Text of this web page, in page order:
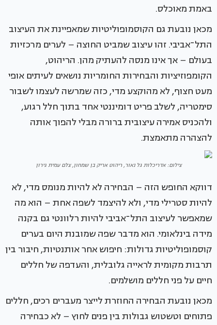
באמת מאוכלס.
מכאן נובעת גם הקוסמופוליטיות שמאפיינת את העיצוב
התל־אביבי. זהו עיצוב שמביט החוצה – לערים מרכזיות
בעולם – אך אינו מנסה להעתיק מהן. הריהוט,
הקומפוזיציות והבחירות החומריות נושאים לעיתים אופי
מעט חצוף, לא מהוקצע מדי, כזה שמרשה לעצמו לשבור
סימטריה, לשלב פריט דומיננטי אחד בתוך חלל רגוע,
ולהכניס אמירה עיצובית ברורה מבלי להפוך אותה
להצהרה מתאמצת.
צילום: אדריכלות גל נאור, ריהוט אריק בן שמחון, צלם עמית גירון
דווקא החופש הזה – הבחירה לא להיות מנומס מדי, לא
להיות סטרילי מדי, ולא להיצמד לשפה אחת – הוא מה
שמאפשר לעיצוב התל־אביבי להיות רלוונטי גם בקנה
מידה בינלאומי. הוא מדבר שפה שמובנת היום בערים
קוסמופוליטיות גדולות: חיפוש אחר אותנטיות, חיבור בין
תרבות מקומית לראייה גלובלית, והעדפה של חללים
חיים על פני חללים מושלמים.
מכאן נובעת הבחירה החוזרת לייצר מעברים רכים, חללים
פתוחים וטשטוש גבולות בין פנים לחוץ – לא כבחירה